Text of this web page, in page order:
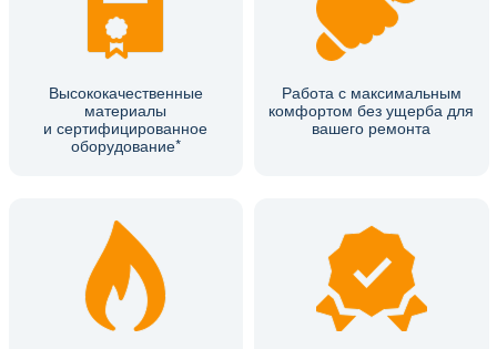
Высококачественные
материалы
и сертифицированное
оборудование*
Работа с максимальным
комфортом без ущерба для
вашего ремонта